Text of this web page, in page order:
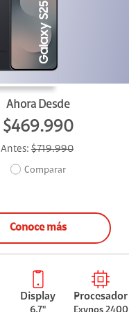
Ahora Desde
$469.990
Antes: $719.990
Comparar
Conoce más
Display Procesador